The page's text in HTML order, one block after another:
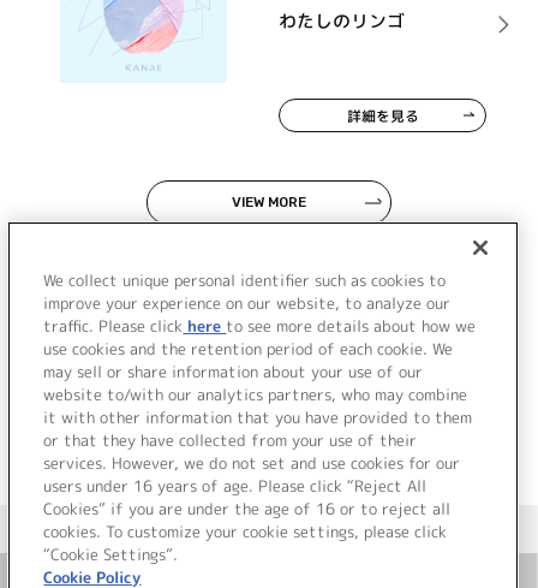
わたしのリンゴ
詳細を見る
VIEW MORE
JP
＜ カタログサイト トップページへ
We collect unique personal identifier such as cookies to
improve your experience on our website, to analyze our
traffic. Please click here to see more details about how we
use cookies and the retention period of each cookie. We
may sell or share information about your use of our
website to/with our analytics partners, who may combine
it with other information that you have provided to them
or that they have collected from your use of their
services. However, we do not set and use cookies for our
users under 16 years of age. Please click “Reject All
Cookies” if you are under the age of 16 or to reject all
cookies. To customize your cookie settings, please click
“Cookie Settings”.
Cookie Policy